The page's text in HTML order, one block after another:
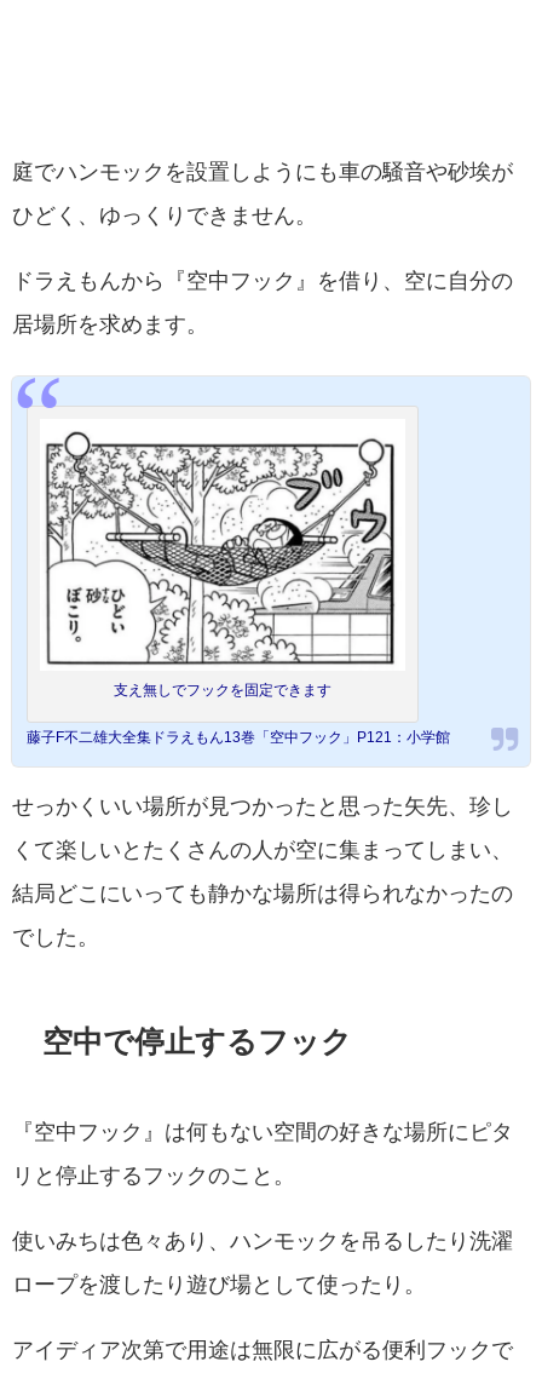
庭でハンモックを設置しようにも車の騒音や砂埃が
ひどく、ゆっくりできません。
ドラえもんから『空中フック』を借り、空に自分の
居場所を求めます。
支え無しでフックを固定できます
藤子F不二雄大全集ドラえもん13巻「空中フック」P121：小学館
せっかくいい場所が見つかったと思った矢先、珍し
くて楽しいとたくさんの人が空に集まってしまい、
結局どこにいっても静かな場所は得られなかったの
でした。
空中で停止するフック
『空中フック』は何もない空間の好きな場所にピタ
リと停止するフックのこと。
使いみちは色々あり、ハンモックを吊るしたり洗濯
ロープを渡したり遊び場として使ったり。
アイディア次第で用途は無限に広がる便利フックで